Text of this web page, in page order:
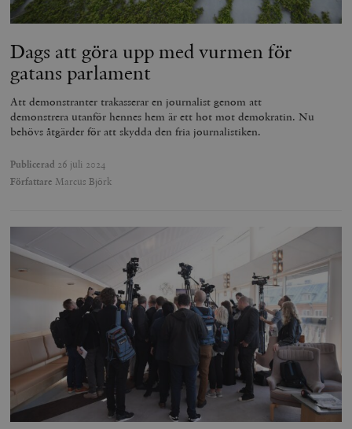
Dags att göra upp med vurmen för
gatans parlament
Att demonstranter trakasserar en journalist genom att
demonstrera utanför hennes hem är ett hot mot demokratin. Nu
behövs åtgärder för att skydda den fria journalistiken.
Publicerad 26 juli 2024
Författare Marcus Björk